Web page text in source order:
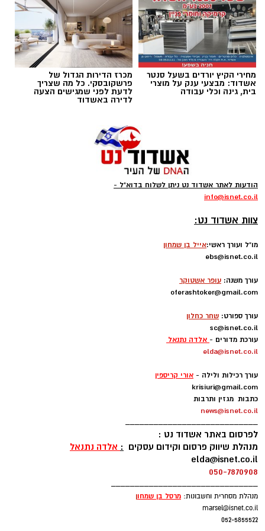
בהתאם לצורכי החקירה ולממצאיה, יובאו החשודים
היום לדיון בבית המשפט, בבקשה להאריך את
מעצרם.
רוצה לעקוב אחרי הערוץ של הקבוצה "אשדוד נט"
להורדת אפליקציה של אשדוד נט לחצו כאן
עקבו בפייסבוק
עקבו באינסטגרם
צילום גיא אוחיון
מה בחופיםהמוכרזים באשדוד
חוף מי עמי
אדום
חוף לידו(משפחות) – מתקני ספורט ושעשועים,
לציוד גלישה. בכל יום רביעי שוק אשדוד. מחוף לידו
יוצא המדרחוף
מחירי הקיץ יורדים בשעל סנטר
אשדוד: מבצעי ענק על מוצרי
בית, גינה וכלי עבודה
מכרז הדירות הגדול של
פרשקובסקי. כל מה שצריך
לדעת לפני שמגישים הצעה
לדירה באשדוד
הודעות לאתר אשדוד נט ניתן לשלוח בדוא"ל -
info@isnet.co.il
צוות אשדוד נט:
מו"ל ועורך ראשי:אייל בן שמחון
ebs@isnet.co.il
עורך משנה: עופר אשטוקר
oferashtoker@gmail.com
עורך ספורט: שחר כחלון
sc@isnet.co.il
עורכת מדורים - אלדה נתנאל
elda@isnet.co.il
עורך רכילות ולילה - אורי קריספין
krisiuri@gmail.com
כתבות מגזין ותרבות
news@isnet.co.il
לפרסום באתר אשדוד נט :
מנהלת שיווק פרסום וקידום עסקים : אלדה נתנאל
elda@isnet.co.il
050-7870908
מנהלת מסחרית וחשבונות: מרסל בן שמחון
marsel@isnet.co.il
052-5855522